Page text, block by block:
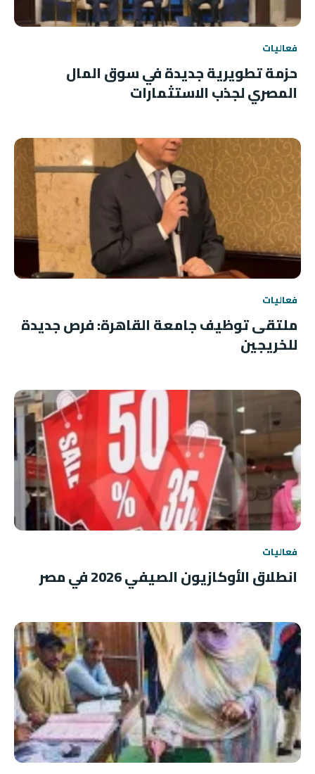
فعاليات
حزمة تطويرية جديدة في سوق المال
المصري لجذب الاستثمارات
فعاليات
ملتقى توظيف جامعة القاهرة: فرص جديدة
للخريجين
فعاليات
انطلاق الأوكازيون الصيفي 2026 في مصر